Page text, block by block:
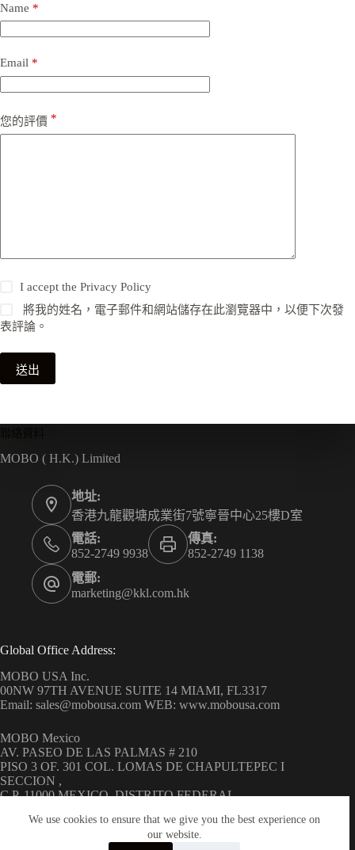
We use cookies to ensure that we give you the best experience on
our website.
Name *
Email *
您的評價 *
I accept thePrivacy Policy
將我的姓名，電子郵件和網站儲存在此瀏覽器中，以便下次發
表評論。
送出
MOBO ( H.K.) Limited
地址:
香港九龍觀塘成業街7號寧晉中心25樓D室
電話:
852-2749 9938
傳真:
852-2749 1138
電郵:
marketing@kkl.com.hk
Global Office Address:
MOBO USA Inc.
00NW 97TH AVENUE SUITE 14 MIAMI, FL3317
Email: sales@mobousa.com WEB: www.mobousa.com
MOBO Mexico
AV. PASEO DE LAS PALMAS # 210
PISO 3 OF. 301 COL. LOMAS DE CHAPULTEPEC I
SECCION ,
C.P. 11000 MEXICO, DISTRITO FEDERAL